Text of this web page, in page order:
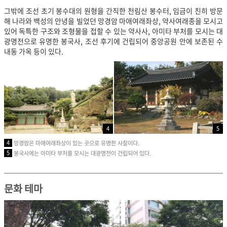
그밖에 조선 초기 봉수대의 원형을 간직한 천림산 봉수터, 임금이 친히 방문
해 나라와 백성의 안녕을 빌었던 망경암 마애여래좌상, 약사여래종을 모시고
있어 독특한 구조와 조형물을 접할 수 있는 약사사, 아미타 부처를 모시는 대
광명전으로 유명한 봉국사, 조선 후기에 건립되어 중앙공원 안에 보존된 수
내동 가옥 등이 있다.
4
5
4 망경암은 마애여래좌상이 있는 곳으로 유명한 사찰이다.
5 봉국사에는 아미타 부처를 모시는 대광명전이 건립되어 있다.
문화 테마